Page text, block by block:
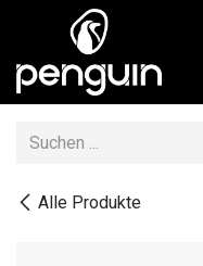
Zum Inhalt springen
Alle Produkte